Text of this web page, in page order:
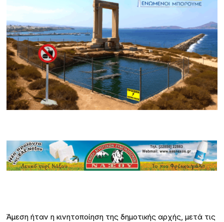
Άμεση ήταν η κινητοποίηση της δημοτικής αρχής, μετά τις